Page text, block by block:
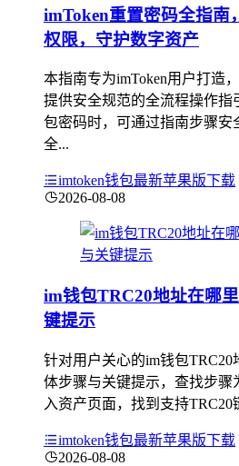
imToken重置密码全指南
权限，守护数字资产
本指南专为imToken用户打造
提供安全规范的全流程操作指
包密码时，可通过指南步骤安
全...
imtoken钱包最新苹果版下载
2026-08-08
im钱包TRC20地址在哪
键提示
针对用户关心的im钱包
体步骤与关键提示，查找步骤
入资产页面，找到支持
imtoken钱包最新苹果版下载
2026-08-08